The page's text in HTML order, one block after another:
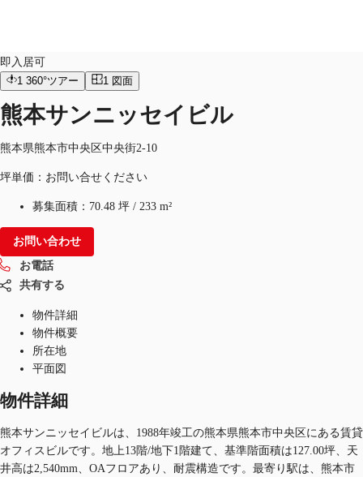
オフィス・事務所
倉庫・物流センター
地図検索
記事
仲介会社様はこちらへ
お気に入り
JP
お電話 お問合せ
即入居可
1 360°ツアー 1 図面
熊本サンニッセイビル
熊本県熊本市中央区中央街2-10
坪単価：お問い合せください
募集面積： 70.48 坪 / 233 m²
お問い合わせ
お電話
共有する
物件詳細
物件概要
所在地
平面図
物件詳細
熊本サンニッセイビルは、1988年竣工の熊本県熊本市中央区にある賃貸
オフィスビルです。地上13階/地下1階建て、基準階面積は127.00坪、天
井高は2,540mm、OAフロアあり、耐震構造です。最寄り駅は、熊本市